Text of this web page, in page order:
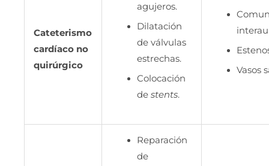
Cateterismo
cardíaco no
quirúrgico
agujeros.
Dilatación
de válvulas
estrechas.
Colocación
destents.
Vasos
Reparación
de